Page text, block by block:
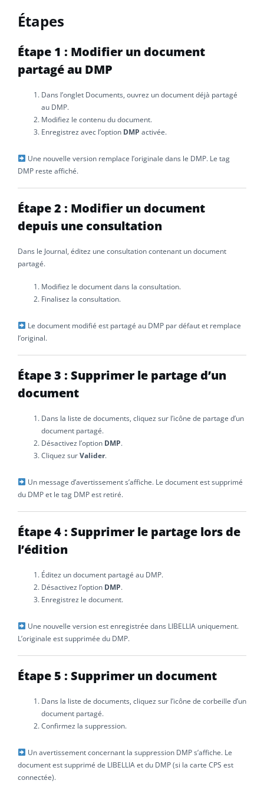
Étapes
Étape 1 : Modifier un document
partagé au DMP
Dans l’onglet Documents, ouvrez un document déjà partagé
au DMP.
Modifiez le contenu du document.
Enregistrez avec l’option DMP activée.
Une nouvelle version remplace l’originale dans le DMP. Le tag
DMP reste affiché.
Étape 2 : Modifier un document
depuis une consultation
Dans le Journal, éditez une consultation contenant un document
partagé.
Modifiez le document dans la consultation.
Finalisez la consultation.
Le document modifié est partagé au DMP par défaut et remplace
l’original.
Étape 3 : Supprimer le partage d’un
document
Dans la liste de documents, cliquez sur l’icône de partage d’un
document partagé.
Désactivez l’option DMP.
Cliquez surValider.
Un message d’avertissement s’affiche. Le document est supprimé
du DMP et le tag DMP est retiré.
Étape 4 : Supprimer le partage lors de
l’édition
Éditez un document partagé au DMP.
Désactivez l’option DMP.
Enregistrez le document.
Une nouvelle version est enregistrée dans LIBELLIA uniquement.
L’originale est supprimée du DMP.
Étape 5 : Supprimer un document
Dans la liste de documents, cliquez sur l’icône de corbeille d’un
document partagé.
Confirmez la suppression.
Un avertissement concernant la suppression DMP s’affiche. Le
document est supprimé de LIBELLIA et du DMP (si la carte CPS est
connectée).